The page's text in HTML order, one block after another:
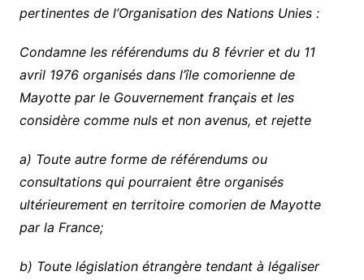
pertinentes de l’Organisation des Nations Unies :
Condamne les référendums du 8 février et du 11
avril 1976 organisés dans l’île comorienne de
Mayotte par le Gouvernement français et les
considère comme nuls et non avenus, et rejette
a) Toute autre forme de référendums ou
consultations qui pourraient être organisés
ultérieurement en territoire comorien de Mayotte
par la France;
b) Toute législation étrangère tendant à légaliser